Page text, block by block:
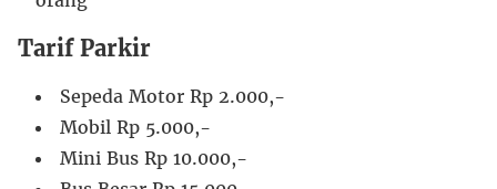
Tarif Parkir
Sepeda Motor Rp 2.000,-
Mobil Rp 5.000,-
Mini Bus Rp 10.000,-